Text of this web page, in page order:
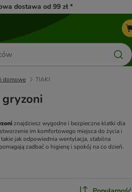
dostawa od 99 zł *
domowe TIAKI
znajdziesz wygodne i bezpieczne klatki dla
im komfortowego miejsca do życia i
jak odpowiednia wentylacja, stabilna
zadbać o higienę i spokój na co dzień.